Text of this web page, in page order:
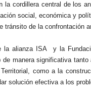
la cordillera central de los
social, económica y
tránsito de la confrontación
la alianza ISA y la
manera significativa
como a la
solución efectiva a los